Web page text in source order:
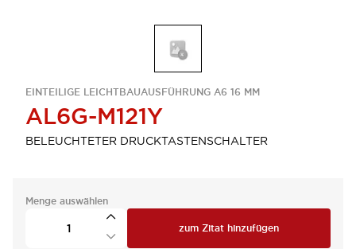
EINTEILIGE LEICHTBAUAUSFÜHRUNG A6 16 MM
AL6G-M121Y
BELEUCHTETER DRUCKTASTENSCHALTER
Menge auswählen
zum Zitat hinzufügen